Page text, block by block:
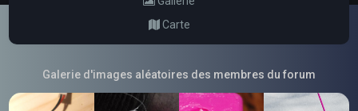
Carte
Galerie d'images aléatoires des membres du forum